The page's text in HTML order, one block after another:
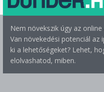
Nem növekszik úgy az
Van növekedési potenciál az
ki a lehetőségeket? Lehet,
elolvashatod, miben.